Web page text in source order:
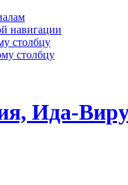
навигации
столбцу
столбцу
Ида-